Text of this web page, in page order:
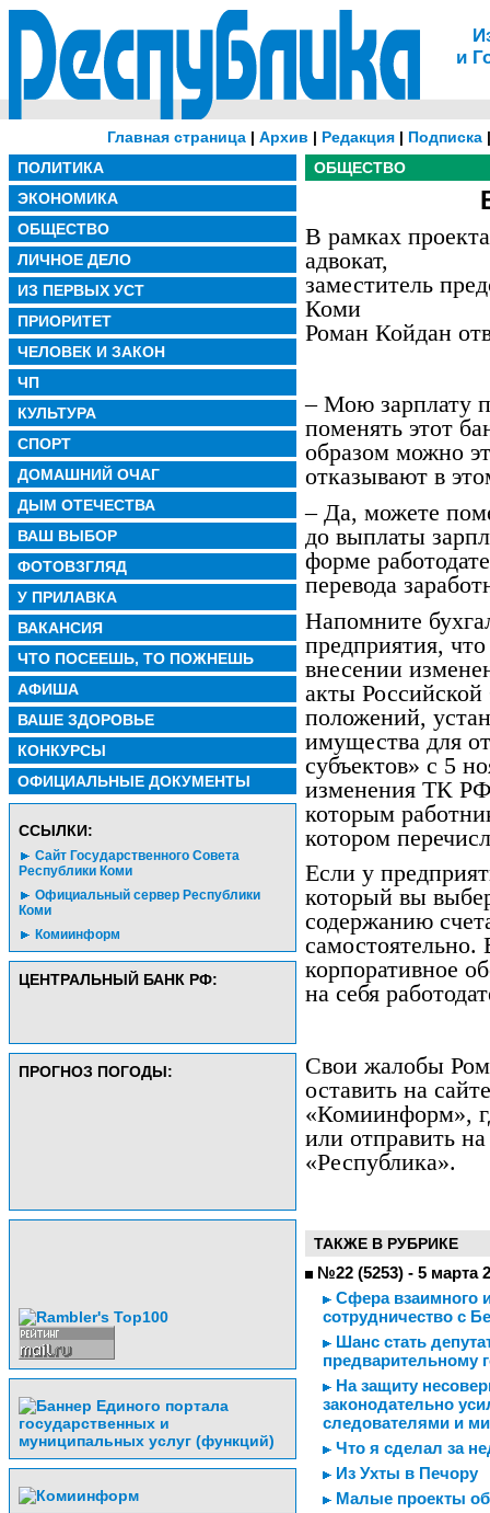
и
Главная страница | Архив | Редакция | Подписка
ПОЛИТИКА
ЭКОНОМИКА
ОБЩЕСТВО
ЛИЧНОЕ ДЕЛО
ИЗ ПЕРВЫХ УСТ
ПРИОРИТЕТ
ЧЕЛОВЕК И ЗАКОН
ЧП
КУЛЬТУРА
СПОРТ
ДОМАШНИЙ ОЧАГ
ДЫМ ОТЕЧЕСТВА
ВАШ ВЫБОР
ФОТОВЗГЛЯД
У ПРИЛАВКА
ВАКАНСИЯ
ЧТО ПОСЕЕШЬ, ТО ПОЖНЕШЬ
АФИША
ВАШЕ ЗДОРОВЬЕ
КОНКУРСЫ
ОФИЦИАЛЬНЫЕ ДОКУМЕНТЫ
CСЫЛКИ:
Сайт Государственного Совета
Республики Коми
Официальный сервер Республики
Коми
Комиинформ
ЦЕНТРАЛЬНЫЙ БАНК РФ:
ПРОГНОЗ ПОГОДЫ:
ОБЩЕСТВО
В рамках
адвокат,
заместитель
Коми
Роман Койдан
– Мою зарплату
поменять этот
образом можно
отказывают в
– Да, можете
до выплаты
форме
перевода
Напомните
предприятия,
внесении
акты
положений,
имущества для
субъектов» с 5
изменения ТК
которым
котором
Если у
который вы
содержанию
самостоятельно.
корпоративное
на себя
Свои жалобы
оставить на
«Комиинформ»,
или отправить
«Республика».
ТАКЖЕ В РУБРИКЕ
№22 (5253) - 5 марта
Сфера взаимного
сотрудничество с
Шанс стать
предварительному
На защиту
законодательно
следователями и
Что я сделал за
Из Ухты в Печору
Малые проекты